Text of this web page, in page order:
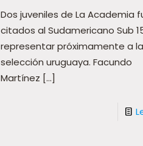
Dos juveniles de La Academia
citados al Sudamericano Sub
representar próximamente a la
selección uruguaya. Facundo
Martínez […]